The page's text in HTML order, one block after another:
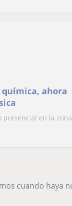
ahora
en la
cuando haya